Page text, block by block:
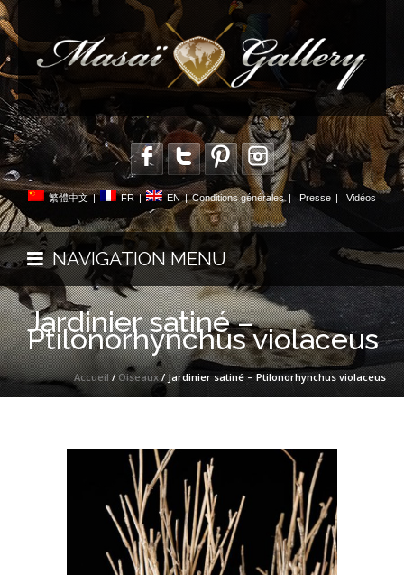
繁體中文 | FR | EN | Conditions générales Presse Vidéos
NAVIGATION MENU
Jardinier satiné –
Ptilonorhynchus violaceus
Accueil/Oiseaux/ Jardinier satiné – Ptilonorhynchus violaceus